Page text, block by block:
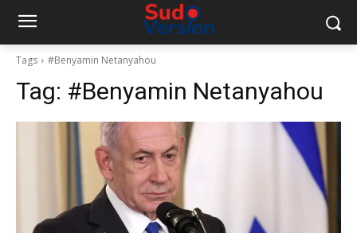
Tags #Benyamin Netanyahou
Tag: #Benyamin Netanyahou